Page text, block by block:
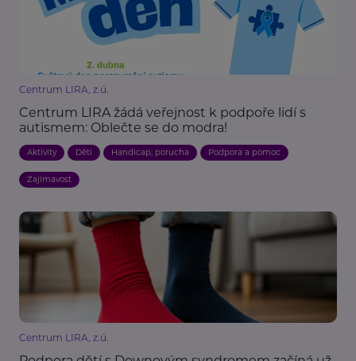
Centrum LIRA, z.ú.
Centrum LIRA žádá veřejnost k podpoře lidí s
autismem: Oblečte se do modra!
Aktivity Děti Handicap, porucha Podpora a pomoc
Zajímavost
Centrum LIRA, z.ú.